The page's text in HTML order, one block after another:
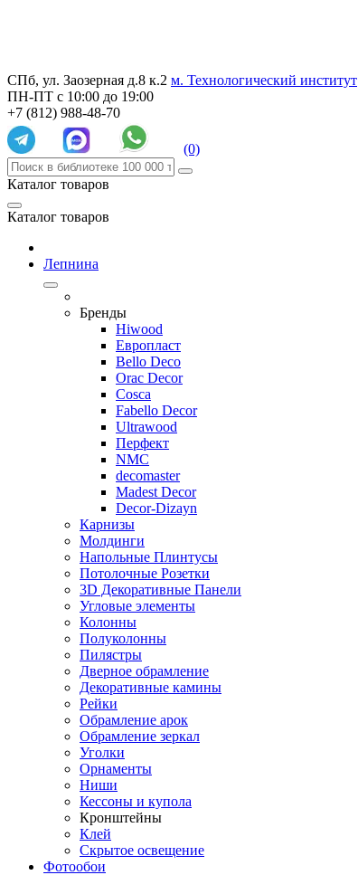
СПб, ул. Заозерная д.8 к.2 м. Технологический институт
ПН-ПТ с 10:00 до 19:00
+7 (812) 988-48-70
(0)
Каталог товаров
Каталог товаров
Лепнина
Бренды
Hiwood
Европласт
Bello Deco
Orac Decor
Cosca
Fabello Decor
Ultrawood
Перфект
NMC
decomaster
Madest Decor
Decor-Dizayn
Карнизы
Молдинги
Напольные Плинтусы
Потолочные Розетки
3D Декоративные Панели
Угловые элементы
Колонны
Полуколонны
Пилястры
Дверное обрамление
Декоративные камины
Рейки
Обрамление арок
Обрамление зеркал
Уголки
Орнаменты
Ниши
Кессоны и купола
Кронштейны
Клей
Скрытое освещение
Фотообои